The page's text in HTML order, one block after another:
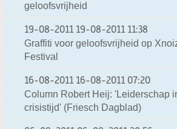
geloofsvrijheid
19-08-2011 19-08-2011 11:38
Graffiti voor geloofsvrijheid op
Festival
16-08-2011 16-08-2011 07:20
Column Robert Heij: 'Leiderschap
crisistijd' (Friesch Dagblad)